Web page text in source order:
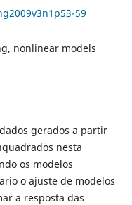
59
nonlinear models
gerados a partir
nesta
os modelos
o ajuste de modelos
a resposta das